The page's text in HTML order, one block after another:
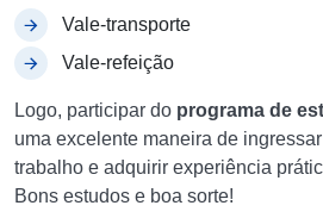
Vale-transporte
Vale-refeição
Logo, participar do programa de
uma excelente maneira de
trabalho e adquirir experiência
Bons estudos e boa sorte!